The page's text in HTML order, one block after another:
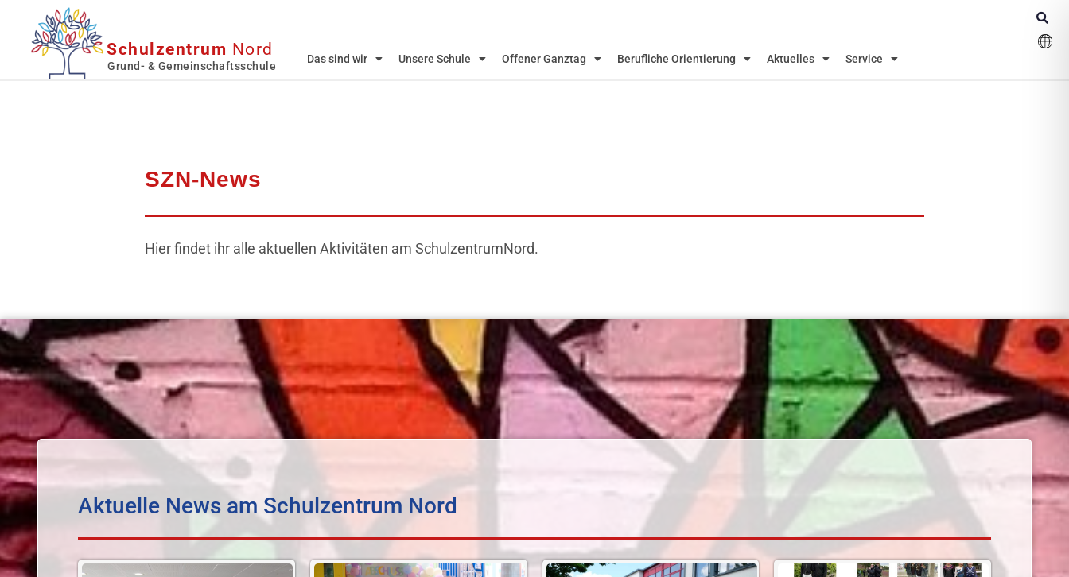
Schulzentrum Nord
Grund- & Gemeinschaftsschule
Das sind wir Unsere Schule Offener Ganztag Berufliche Orientierung Aktuelles Service
SZN-News
Hier findet ihr alle aktuellen Aktivitäten am SchulzentrumNord.
Aktuelle News am Schulzentrum Nord